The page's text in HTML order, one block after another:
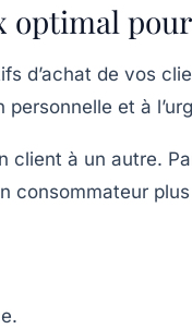
d’achat de vos
et à
à un autre.
consommateur